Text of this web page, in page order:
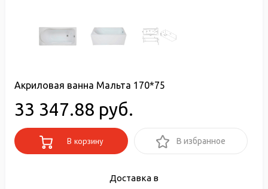
Акриловая ванна Мальта 170*75
33 347.88 руб.
В корзину В избранное
Доставка в